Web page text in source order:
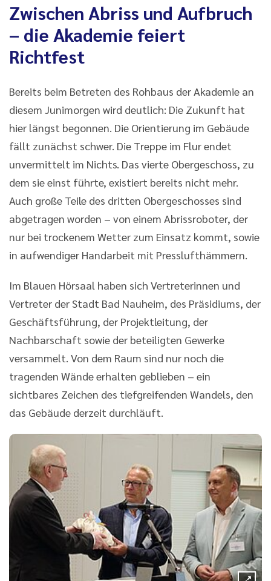
Zwischen Abriss und Aufbruch
– die Akademie feiert
Richtfest
Bereits beim Betreten des Rohbaus der Akademie an
diesem Junimorgen wird deutlich: Die Zukunft hat
hier längst begonnen. Die Orientierung im Gebäude
fällt zunächst schwer. Die Treppe im Flur endet
unvermittelt im Nichts. Das vierte Obergeschoss, zu
dem sie einst führte, existiert bereits nicht mehr.
Auch große Teile des dritten Obergeschosses sind
abgetragen worden – von einem Abrissroboter, der
nur bei trockenem Wetter zum Einsatz kommt, sowie
in aufwendiger Handarbeit mit Presslufthämmern.
Im Blauen Hörsaal haben sich Vertreterinnen und
Vertreter der Stadt Bad Nauheim, des Präsidiums, der
Geschäftsführung, der Projektleitung, der
Nachbarschaft sowie der beteiligten Gewerke
versammelt. Von dem Raum sind nur noch die
tragenden Wände erhalten geblieben – ein
sichtbares Zeichen des tiefgreifenden Wandels, den
das Gebäude derzeit durchläuft.